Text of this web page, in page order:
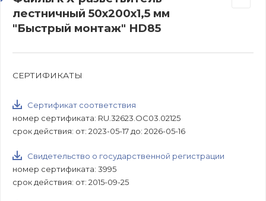
лестничный 50х200х1,5 мм
"Быстрый монтаж" HD85
СЕРТИФИКАТЫ
Сертификат соответствия
номер сертификата: RU.32623.ОС03.02125
срок действия: от: 2023-05-17 до: 2026-05-16
Свидетельство о государственной регистрации
номер сертификата: 3995
срок действия: от: 2015-09-25